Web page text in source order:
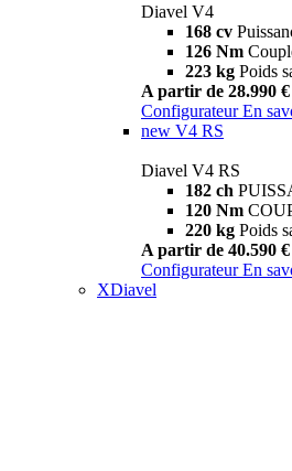
Diavel V4
168 cv
126 Nm
223 kg Poids
A partir de 28.990 €
Configurateur En
new V4 RS
Diavel V4 RS
182 ch
120 Nm
220 kg Poids
A partir de 40.590 €
Configurateur En
XDiavel